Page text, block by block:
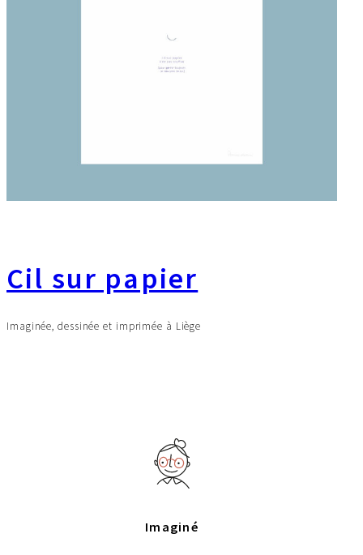
Cil sur papier
Imaginée, dessinée et imprimée à Liège
Imaginé